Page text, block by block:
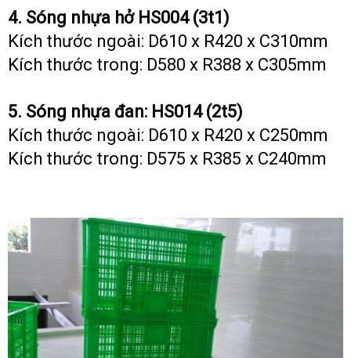
4. Sóng nhựa hở HS004 (3t1)
Kích thước ngoài: D610 x R420 x C310mm
Kích thước trong: D580 x R388 x C305mm
5. Sóng nhựa đan: HS014 (2t5)
Kích thước ngoài: D610 x R420 x C250mm
Kích thước trong: D575 x R385 x C240mm